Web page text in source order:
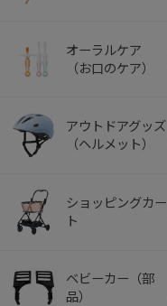
オーラルケア
（お口のケア）
アウトドアグッズ
（ヘルメット）
ショッピングカー
ト
ベビーカー（部
品）